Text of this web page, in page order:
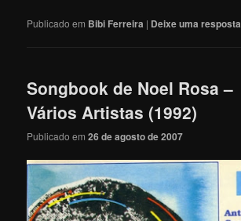
Publicado em Bibi Ferreira | Deixe uma resposta
Songbook de Noel Rosa –
Vários Artistas (1992)
Publicado em26 de agosto de 2007